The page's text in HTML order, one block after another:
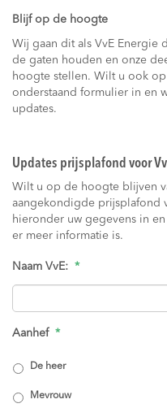
Blijf op de hoogte
Wij gaan dit als VvE Energie
de gaten houden en onze
hoogte stellen. Wilt u ook
onderstaand formulier in en
updates.
Updates prijsplafond voor
Wilt u op de hoogte blijven
aangekondigde prijsplafond
hieronder uw gegevens in
er meer informatie is.
Naam VvE: *
Aanhef *
De heer
Mevrouw